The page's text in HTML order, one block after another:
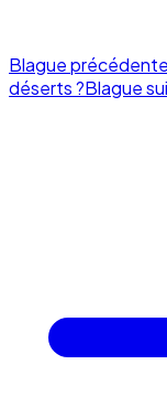
Blague précédente
déserts ?Blague